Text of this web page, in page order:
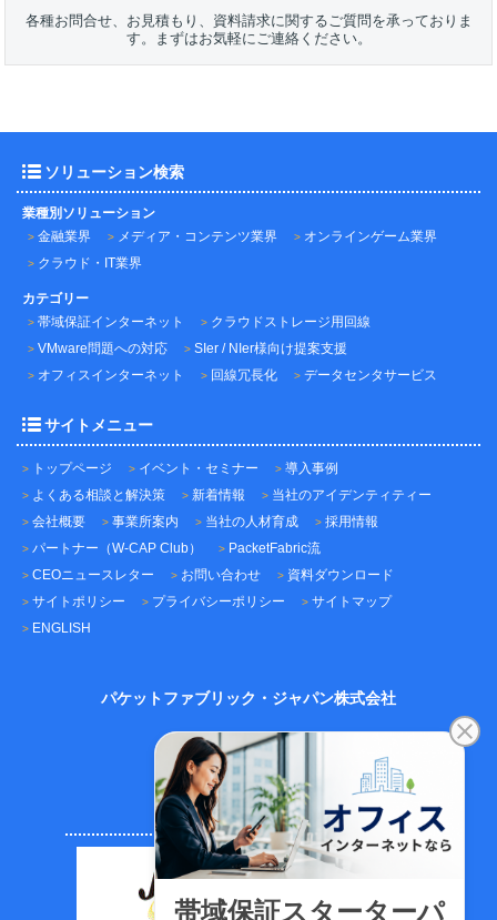
各種お問合せ、お見積もり、資料請求に関するご質問を承っておりま
す。まずはお気軽にご連絡ください。
ソリューション検索
業種別ソリューション
金融業界
メディア・コンテンツ業界
オンラインゲーム業界
クラウド・IT業界
カテゴリー
帯域保証インターネット
クラウドストレージ用回線
VMware問題への対応
SIer / NIer様向け提案支援
オフィスインターネット
回線冗長化 データセンタサービス
サイトメニュー
トップページ イベント・セミナー
導入事例
よくある相談と解決策
新着情報
当社のアイデンティティー
会社概要
事業所案内 当社の人材育成
採用情報
パートナー（W-CAP Club）
PacketFabric流
CEOニュースレター
お問い合わせ
資料ダウンロード
サイトポリシー
プライバシーポリシー
サイトマップ
ENGLISH
パケットファブリック・ジャパン株式会社
〒101-0045
東京都千代田区神田鍛冶町3-3-12
神田鍛冶町千歳ビル7F
TEL：03-5209-2222（代表）
FAX：03-5209-2221